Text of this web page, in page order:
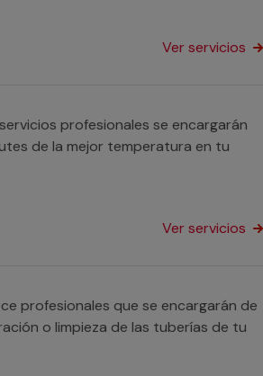
Ver servicios
profesionales se encargarán
de la mejor temperatura en tu
Ver servicios
profesionales que se encargarán de
o limpieza de las tuberías de tu